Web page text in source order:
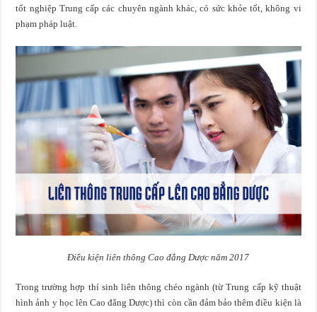
tốt nghiệp Trung cấp các chuyên ngành khác, có sức khỏe tốt, không vi
phạm pháp luật.
Điều kiện liên thông Cao đẳng Dược năm 2017
Trong trường hợp thí sinh liên thông chéo ngành (từ Trung cấp kỹ thuật
hình ảnh y học lên Cao đẳng Dược) thì còn cần đảm bảo thêm điều kiện là